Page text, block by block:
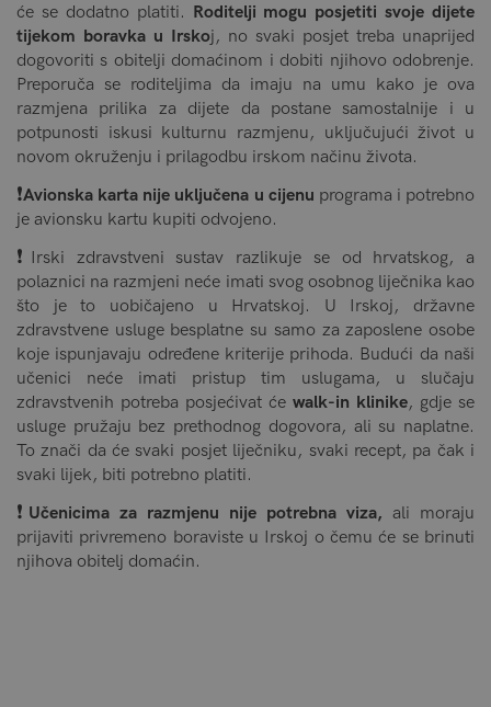
će se dodatno platiti. Roditelji mogu posjetiti svoje dijete
tijekom boravka u Irskoj, no svaki posjet treba unaprijed
dogovoriti s obitelji domaćinom i dobiti njihovo odobrenje.
Preporuča se roditeljima da imaju na umu kako je ova
razmjena prilika za dijete da postane samostalnije i u
potpunosti iskusi kulturnu razmjenu, uključujući život u
novom okruženju i prilagodbu irskom načinu života.
❗️Avionska karta nije uključena u cijenu programa i potrebno
je avionsku kartu kupiti odvojeno.
❗️ Irski zdravstveni sustav razlikuje se od hrvatskog, a
polaznici na razmjeni neće imati svog osobnog liječnika kao
što je to uobičajeno u Hrvatskoj. U Irskoj, državne
zdravstvene usluge besplatne su samo za zaposlene osobe
koje ispunjavaju određene kriterije prihoda. Budući da naši
učenici neće imati pristup tim uslugama, u slučaju
zdravstvenih potreba posjećivat će walk-in klinike, gdje se
usluge pružaju bez prethodnog dogovora, ali su naplatne.
To znači da će svaki posjet liječniku, svaki recept, pa čak i
svaki lijek, biti potrebno platiti.
❗️ Učenicima za razmjenu nije potrebna viza, ali moraju
prijaviti privremeno boraviste u Irskoj o čemu će se brinuti
njihova obitelj domaćin.